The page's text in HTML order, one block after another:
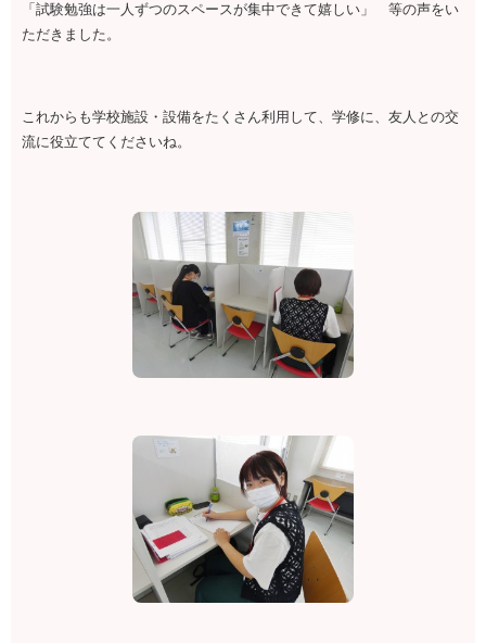
「試験勉強は一人ずつのスペースが集中できて嬉しい」 等の声をい
ただきました。
これからも学校施設・設備をたくさん利用して、学修に、友人との交
流に役立ててくださいね。